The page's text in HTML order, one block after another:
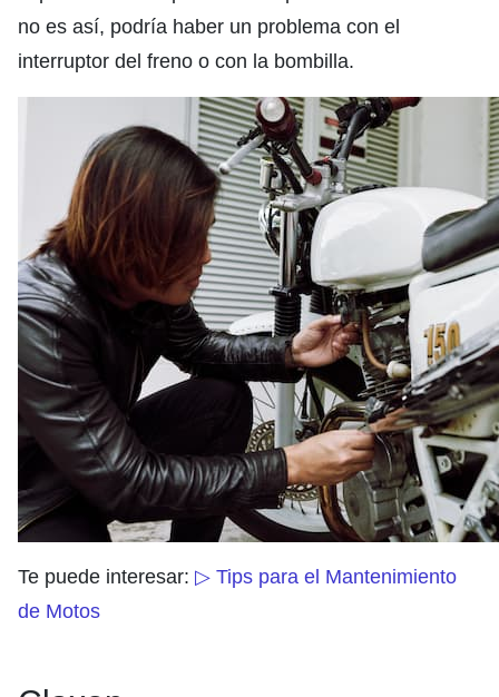
no es así, podría haber un problema con el
interruptor del freno o con la bombilla.
Te puede interesar: ▷ Tips para el Mantenimiento
de Motos